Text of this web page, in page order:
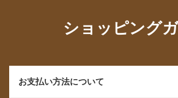
ショッピング
お支払い方法について